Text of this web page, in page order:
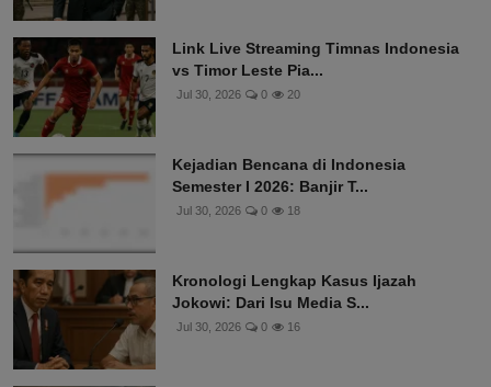
Link Live Streaming Timnas Indonesia
vs Timor Leste Pia...
Jul 30, 2026 0 20
Kejadian Bencana di Indonesia
Semester I 2026: Banjir T...
Jul 30, 2026 0 18
Kronologi Lengkap Kasus Ijazah
Jokowi: Dari Isu Media S...
Jul 30, 2026 0 16